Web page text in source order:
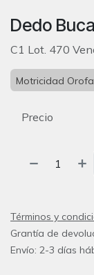
Dedo
C1 Lot. 470
Motricidad
Precio
Términos y
Grantía de
Envío: 2-3 días